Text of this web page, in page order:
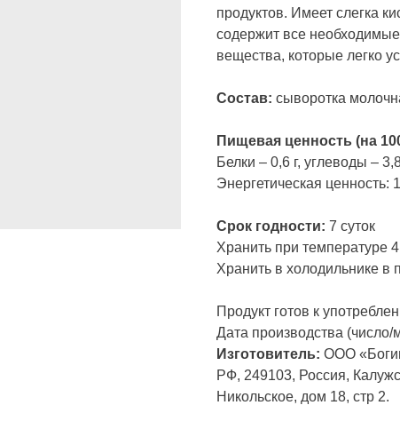
продуктов. Имеет слегка
содержит все
вещества, которые легко
Состав: сыворотка
Пищевая ценность (на
Белки – 0,6 г, углеводы – 3,8
Энергетическая ценность:
Срок годности: 7 суток
Хранить при температуре
Хранить в холодильнике в
Продукт готов к
Дата производства (число/
Изготовитель: ООО
РФ, 249103, Россия,
Никольское, дом 18, стр 2.